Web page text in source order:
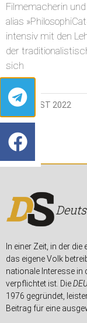
Filmemacherin
alias
intensiv mit den
der
sich
12. AUGUST 2022
In einer Zeit, in der
das eigene Volk
nationale Interesse in
verpflichtet ist. Die
1976 gegründet,
Beitrag für eine